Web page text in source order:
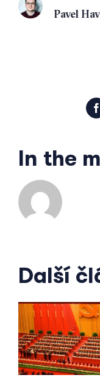
Pavel
In the
Další